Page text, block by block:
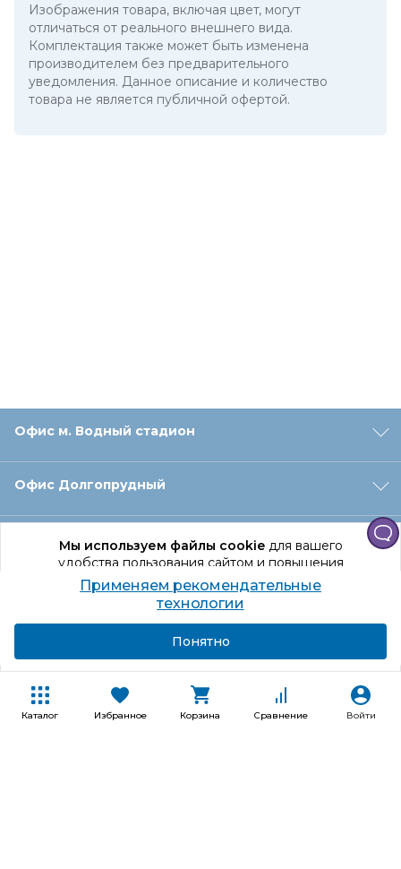
Каталог Избранное Корзина Сравнение Войти
Мы используем файлы cookieдля вашего
удобства пользования сайтом и повышения
качества рекомендаций.
Продолжая использование сайта, вы даете
согласие на обработку персональных данных
Изображения товара, включая цвет, могут
отличаться от реального внешнего вида.
Комплектация также может быть изменена
производителем без предварительного
уведомления. Данное описание и количество
товара не является публичной офертой.
Офис м. Водный стадион
Офис Долгопрудный
Офис Санкт‑Петербург
Оформление заказа
Покупателям
Применяем рекомендательные
технологии
Понятно